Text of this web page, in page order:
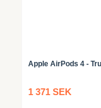
Apple AirPods 4 -
1 371 SEK